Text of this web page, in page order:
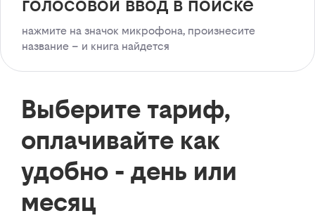
нажмите на значок микрофона, произнесите
название – и книга найдется
Выберите тариф,
оплачивайте как
удобно - день или
месяц